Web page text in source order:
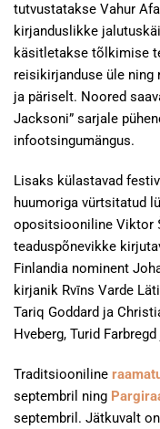
tutvustatakse Vahur
kirjanduslikke
käsitletakse tõlkimise
reisikirjanduse üle ning
ja päriselt. Noored
Jacksoni” sarjale
infootsingumängus.
Lisaks külastavad
huumoriga vürtsitatud
opositsiooniline Viktor
teaduspõnevikke
Finlandia nominent
kirjanik Rvīns Varde
Tariq Goddard ja
Hveberg, Turid
Traditsiooniline
septembril ning
septembril. Jätkuvalt